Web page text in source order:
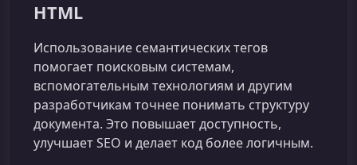
HTML
Использование семантических тегов
помогает поисковым системам,
вспомогательным технологиям и другим
разработчикам точнее понимать структуру
документа. Это повышает доступность,
улучшает SEO и делает код более логичным.